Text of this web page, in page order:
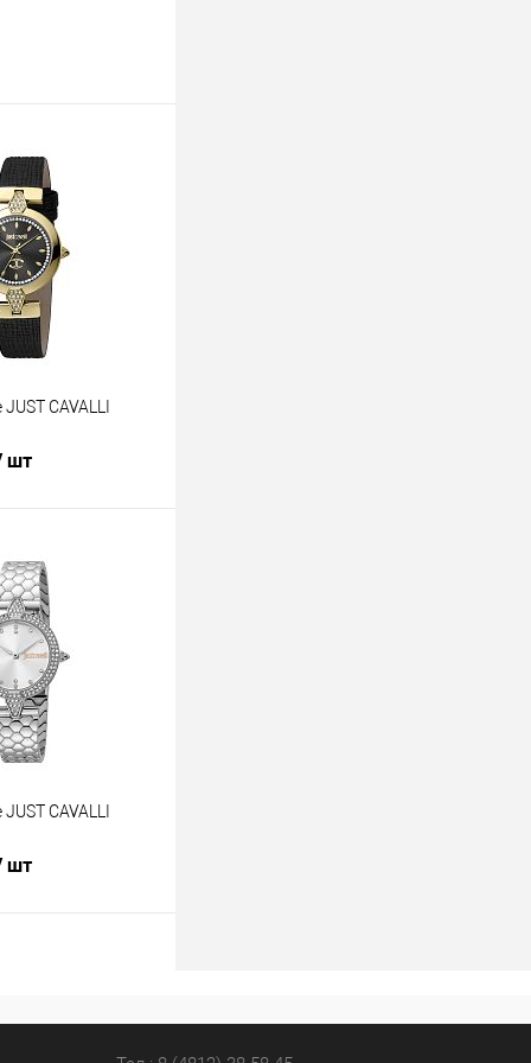
CAVALLI
шт
корзину
В наличии
CAVALLI
шт
К сравнению